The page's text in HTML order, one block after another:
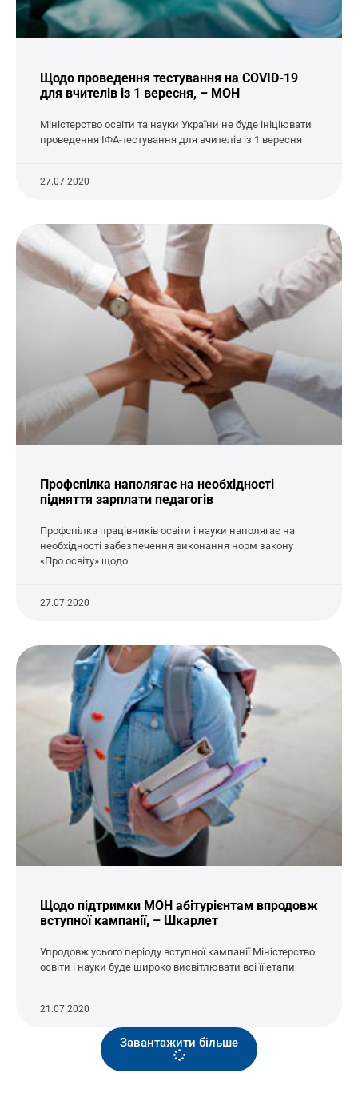
Щодо проведення тестування на COVID-19
для вчителів із 1 вересня, – МОН
Міністерство освіти та науки України не буде ініціювати
проведення ІФА-тестування для вчителів із 1 вересня
27.07.2020
Профспілка наполягає на необхідності
підняття зарплати педагогів
Профспілка працівників освіти і науки наполягає на
необхідності забезпечення виконання норм закону
«Про освіту» щодо
27.07.2020
Щодо підтримки МОН абітурієнтам впродовж
вступної кампанії, – Шкарлет
Упродовж усього періоду вступної кампанії Міністерство
освіти і науки буде широко висвітлювати всі її етапи
21.07.2020
Завантажити більше